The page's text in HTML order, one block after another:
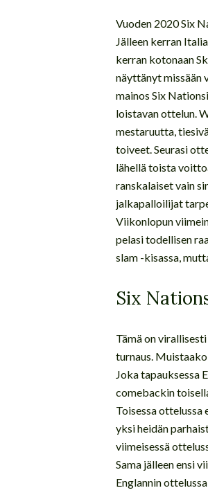
Vuoden 2020 Six
Jälleen kerran
kerran kotonaan
näyttänyt missään
mainos Six
loistavan ottelun.
mestaruutta,
toiveet. Seurasi
lähellä toista
ranskalaiset vain
jalkapalloilijat
Viikonlopun
pelasi todellisen
slam -kisassa,
Six
Tämä on
turnaus.
Joka tapauksessa
comebackin
Toisessa ottelussa
yksi heidän
viimeisessä
Sama jälleen ensi
Englannin